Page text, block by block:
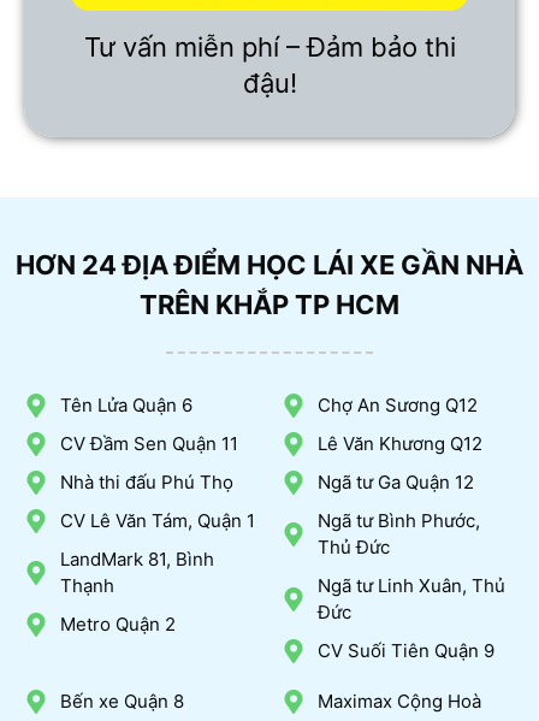
Tư vấn miễn phí – Đảm bảo thi
đậu!
HƠN 24 ĐỊA ĐIỂM HỌC LÁI XE GẦN NHÀ
TRÊN KHẮP TP HCM
Tên Lửa Quận 6
CV Đầm Sen Quận 11
Nhà thi đấu Phú Thọ
CV Lê Văn Tám, Quận 1
LandMark 81, Bình
Thạnh
Metro Quận 2
Chợ An Sương Q12
Lê Văn Khương Q12
Ngã tư Ga Quận 12
Ngã tư Bình Phước,
Thủ Đức
Ngã tư Linh Xuân, Thủ
Đức
CV Suối Tiên Quận 9
Bến xe Quận 8 Maximax Cộng Hoà